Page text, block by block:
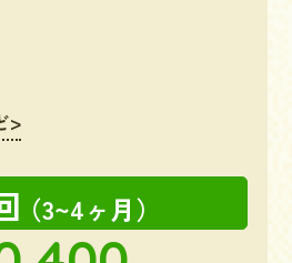
>
（3~4ヶ月）